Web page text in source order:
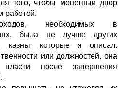
того, чтобы монетный двор
работой.
необходимых в
была не лучше других
казны, которые я описал.
или должностей, она
после завершения